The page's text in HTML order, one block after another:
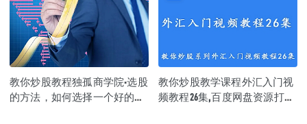
教你炒股教程独孤商学院·选股
的方法，如何选择一个好的股
教你炒股教学课程外汇入门视
频教程26集,百度网盘资源打包